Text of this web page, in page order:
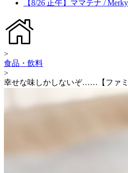
【8/26 正午】ママテナ /
>
食品・飲料
>
幸せな味しかしないぞ……【ファ